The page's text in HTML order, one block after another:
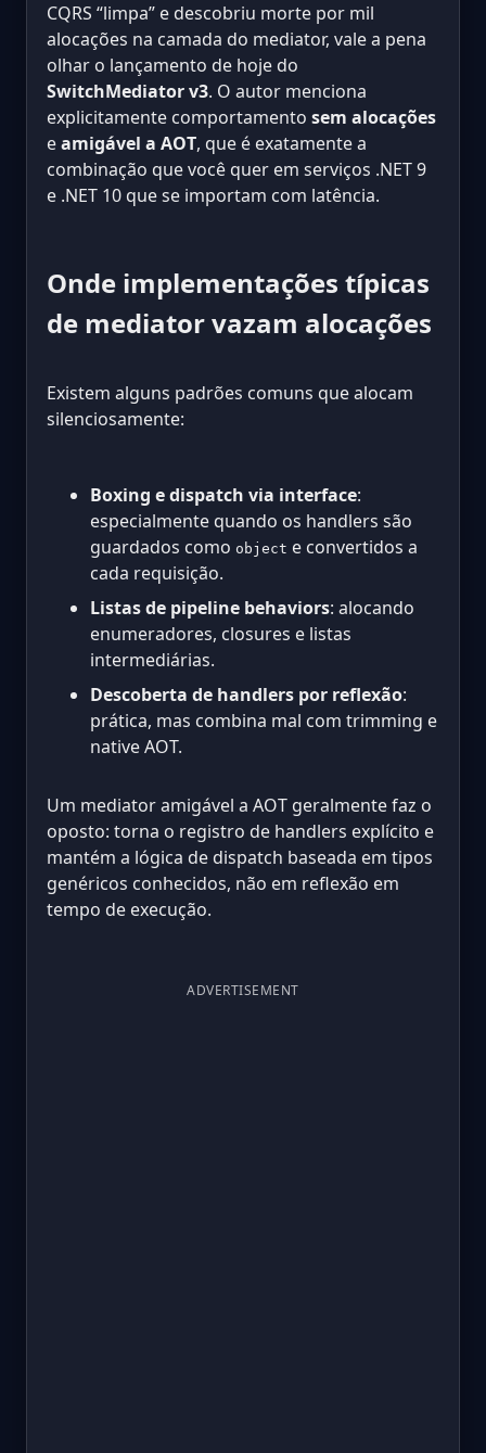
CQRS “limpa” e descobriu morte por mil
alocações na camada do mediator, vale a pena
olhar o lançamento de hoje do
SwitchMediator v3. O autor menciona
explicitamente comportamento sem alocações
eamigável a AOT, que é exatamente a
combinação que você quer em serviços .NET 9
e .NET 10 que se importam com latência.
Onde implementações típicas
de mediator vazam alocações
Existem alguns padrões comuns que alocam
silenciosamente:
Boxing e dispatch via interface:
especialmente quando os handlers são
guardados como object e convertidos a
cada requisição.
Listas de pipeline behaviors: alocando
enumeradores, closures e listas
intermediárias.
Descoberta de handlers por reflexão:
prática, mas combina mal com trimming e
native AOT.
Um mediator amigável a AOT geralmente faz o
oposto: torna o registro de handlers explícito e
mantém a lógica de dispatch baseada em tipos
genéricos conhecidos, não em reflexão em
tempo de execução.
ADVERTISEMENT